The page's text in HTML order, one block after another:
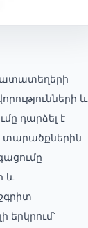
և
դարձել է
տարածքներին
և
երկրում՝